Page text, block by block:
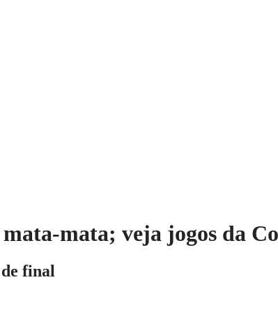
mata; veja jogos da
final